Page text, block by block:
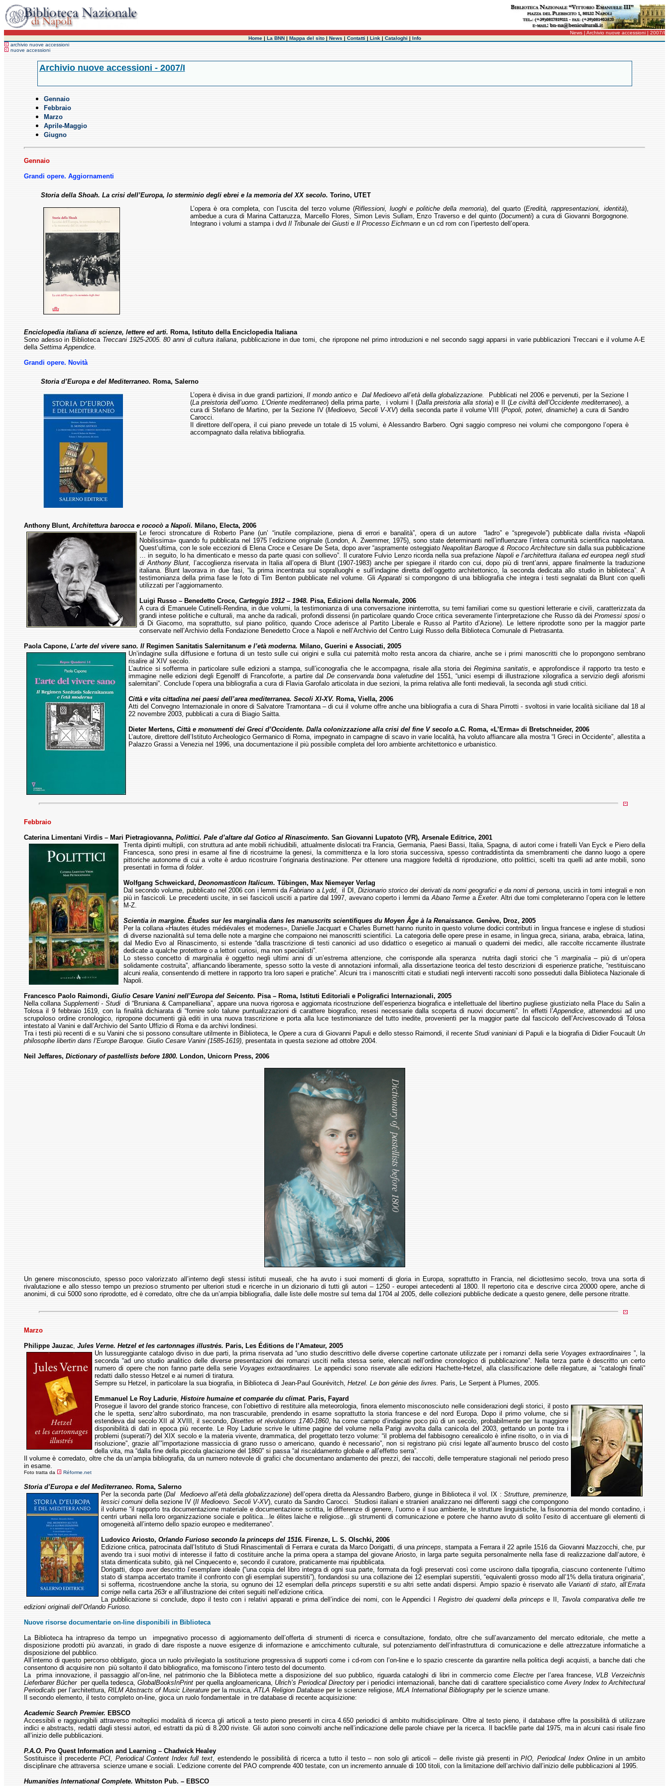
News | Archivio nuove accessioni | 2007/I
Home| La BNN| Mappa del sito| News | Contatti | Link| Cataloghi | Info
archivio nuove accessioni
nuove accessioni
Archivio nuove accessioni - 2007/I
Gennaio
Febbraio
Marzo
Aprile-Maggio
Giugno
Gennaio
Grandi opere. Aggiornamenti
Storia della Shoah. La crisi dell’Europa, lo sterminio degli ebrei e la memoria del XX secolo. Torino, UTET
L’opera è ora completa, con l’uscita del terzo volume (Riflessioni, luoghi e politiche della memoria), del quarto (Eredità, rappresentazioni, identità),
ambedue a cura di Marina Cattaruzza, Marcello Flores, Simon Levis Sullam, Enzo Traverso e del quinto (Documenti) a cura di Giovanni Borgognone.
Integrano i volumi a stampa i dvd Il Tribunale dei Giustie Il Processo Eichmanne un cd rom con l’ipertesto dell’opera.
Enciclopedia italiana di scienze, lettere ed arti. Roma, Istituto della Enciclopedia Italiana
Sono adesso in Biblioteca Treccani 1925-2005. 80 anni di cultura italiana, pubblicazione in due tomi, che ripropone nel primo introduzioni e nel secondo saggi apparsi in varie pubblicazioni Treccani e il volume A-E
della Settima Appendice.
Grandi opere. Novità
Storia d’Europa e del Mediterraneo. Roma, Salerno
L’opera è divisa in due grandi partizioni,Il mondo antico e Dal Medioevo all’età della globalizzazione.
Pubblicati nel 2006 e pervenuti, per la Sezione I
(La preistoria dell’uomo. L’Oriente mediterraneo) della prima parte, i volumi I (Dalla preistoria alla storia) e II (Le civiltà dell’Occidente mediterraneo), a
cura di Stefano de Martino, per la Sezione IV (Medioevo, Secoli V-XV) della seconda parte il volume VIII (Popoli, poteri, dinamiche) a cura di Sandro
Carocci.
Il direttore dell’opera, il cui piano prevede un totale di 15 volumi, è Alessandro Barbero.Ogni saggio compreso nei volumi che compongono l’opera è
accompagnato dalla relativa bibliografia.
Anthony Blunt, Architettura barocca e rococò a Napoli. Milano, Electa, 2006
Le feroci stroncature di Roberto Pane (un’ “inutile compilazione, piena di errori e banalità”, opera di un autore “ladro” e “spregevole”) pubblicate dalla rivista «Napoli
Nobilissima» quando fu pubblicata nel 1975 l’edizione originale (London, A. Zwemmer, 1975), sono state determinanti nell’influenzare l’intera comunità scientifica napoletana.
Quest’ultima, con le sole eccezioni di Elena Croce e Cesare De Seta, dopo aver “aspramente osteggiato Neapolitan Baroque & Rococo Architecture sin dalla sua pubblicazione
… in seguito, lo ha dimenticato e messo da parte quasi con sollievo”. Il curatore Fulvio Lenzo ricorda nella sua prefazione Napoli e l’architettura italiana ed europea negli studi
di Anthony Blunt,
l’accoglienza riservata in Italia all’opera di Blunt (1907-1983) anche per spiegare il ritardo con cui, dopo più di trent’anni, appare finalmente la traduzione
italiana. Blunt lavorava in due fasi, “la prima incentrata sui sopralluoghi e sull’indagine diretta dell’oggetto architettonico, la seconda dedicata allo studio in biblioteca”. A
testimonianza della prima fase le foto di Tim Benton pubblicate nel volume. GliApparati si compongono di una bibliografia che integra i testi segnalati da Blunt con quelli
utilizzati per l’aggiornamento.
Luigi Russo – Benedetto Croce, Carteggio 1912 – 1948. Pisa, Edizioni della Normale, 2006
A cura di Emanuele Cutinelli-Rendina, in due volumi, la testimonianza di una conversazione ininterrotta, su temi familiari come su questioni letterarie e civili, caratterizzata da
grandi intese politiche e culturali, ma anche da radicali, profondi dissensi (in particolare quando Croce critica severamente l’interpretazione che Russo dà deiPromessi sposio
di Di Giacomo, ma soprattutto, sul piano politico, quando Croce aderisce al Partito Liberale e Russo al Partito d’Azione). Le lettere riprodotte sono per la maggior parte
conservate nell’Archivio della Fondazione Benedetto Croce a Napoli e nell’Archivio del Centro Luigi Russo della Biblioteca Comunale di Pietrasanta.
Paola Capone, L’arte del vivere sano. Il Regimen Sanitatis Salernitanum e l’età moderna. Milano, Guerini e Associati, 2005
Un’indagine sulla diffusione e fortuna di un testo sulle cui origini e sulla cui paternità molto resta ancora da chiarire, anche se i primi manoscritti che lo propongono sembrano
risalire al XIV secolo.
L’autrice si sofferma in particolare sulle edizioni a stampa, sull’iconografia che le accompagna, risale alla storia deiRegimina sanitatis, e approfondisce il rapporto tra testo e
immagine nelle edizioni degli Egenolff di Francoforte, a partire dal De conservanda bona valetudinedel 1551, “unici esempi di illustrazione xilografica a servizio degli aforismi
salernitani”. Conclude l’opera una bibliografia a cura di Flavia Garofalo articolata in due sezioni, la prima relativa alle fonti medievali, la seconda agli studi critici.
Città e vita cittadina nei paesi dell’area mediterranea. Secoli XI-XV. Roma, Viella, 2006
Atti del Convegno Internazionale in onore di Salvatore Tramontana – di cui il volume offre anche una bibliografia a cura di Shara Pirrotti - svoltosi in varie località siciliane dal 18 al
22 novembre 2003, pubblicati a cura di Biagio Saitta.
Dieter Mertens, Città e monumenti dei Greci d’Occidente. Dalla colonizzazione alla crisi del fine V secolo a.C. Roma, «L’Erma» di Bretschneider, 2006
L’autore, direttore dell’Istituto Archeologico Germanico di Roma, impegnato in campagne di scavo in varie località, ha voluto affiancare alla mostra “I Greci in Occidente”, allestita a
Palazzo Grassi a Venezia nel 1996, una documentazione il più possibile completa del loro ambiente architettonico e urbanistico.
Febbraio
Caterina Limentani Virdis – Mari Pietragiovanna, Polittici. Pale d’altare dal Gotico al Rinascimento. San Giovanni Lupatoto (VR), Arsenale Editrice, 2001
Trenta dipinti multipli, con struttura ad ante mobili richiudibili, attualmente dislocati tra Francia, Germania, Paesi Bassi, Italia, Spagna, di autori come i fratelli Van Eyck e Piero della
Francesca, sono presi in esame al fine di ricostruirne la genesi, la committenza e la loro storia successiva, spesso contraddistinta da smembramenti che danno luogo a opere
pittoriche autonome di cui a volte è arduo ricostruire l’originaria destinazione. Per ottenere una maggiore fedeltà di riproduzione, otto polittici, scelti tra quelli ad ante mobili, sono
presentati in forma di folder.
Wolfgang Schweickard, Deonomasticon Italicum. Tübingen, Max Niemeyer Verlag
Dal secondo volume, pubblicato nel 2006 con i lemmi daFabriano a Lydd, il DI, Dizionario storico dei derivati da nomi geografici e da nomi di persona, uscirà in tomi integrali e non
più in fascicoli. Le precedenti uscite, in sei fascicoli usciti a partire dal 1997, avevano coperto i lemmi daAbano Terme aExeter. Altri due tomi completeranno l’opera con le lettere
M-Z.
Scientia in margine. Études sur les marginalia dans les manuscrits scientifiques du Moyen Âge à la Renaissance. Genève, Droz, 2005
Per la collana «Hautes études médiévales et modernes», Danielle Jacquart e Charles Burnett hanno riunito in questo volume dodici contributi in lingua francese e inglese di studiosi
di diverse nazionalità sul tema delle note a margine che compaiono nei manoscritti scientifici. La categoria delle opere prese in esame, in lingua greca, siriana, araba, ebraica, latina,
dal Medio Evo al Rinascimento, si estende “dalla trascrizione di testi canonici ad uso didattico o esegetico ai manuali o quaderni dei medici, alle raccolte riccamente illustrate
dedicate a qualche protettore o a lettori curiosi, ma non specialisti”.
Lo stesso concetto dimarginalia è oggetto negli ultimi anni di un’estrema attenzione, che corrisponde alla speranza nutrita dagli storici che “i marginalia– più di un’opera
solidamente costruita”, affiancando liberamente, spesso sotto la veste di annotazioni informali, alla dissertazione teorica del testo descrizioni di esperienze pratiche, “restituiscano
alcunirealia, consentendo di mettere in rapporto tra loro saperi e pratiche”. Alcuni tra i manoscritti citati e studiati negli interventi raccolti sono posseduti dalla Biblioteca Nazionale di
Napoli.
Francesco Paolo Raimondi, Giulio Cesare Vanini nell’Europa del Seicento. Pisa – Roma, Istituti Editoriali e Poligrafici Internazionali, 2005
Nella collana Supplementi - Studidi “Bruniana & Campanelliana”, appare una nuova rigorosa e aggiornata ricostruzione dell’esperienza biografica e intellettuale del libertino pugliese giustiziato nella Place du Salin a
Tolosa il 9 febbraio 1619, con la finalità dichiarata di “fornire solo talune puntualizzazioni di carattere biografico, resesi necessarie dalla scoperta di nuovi documenti”. In effetti l’Appendice, attenendosi ad uno
scrupoloso ordine cronologico, ripropone documenti già editi in una nuova trascrizione e porta alla luce testimonianze del tutto inedite, provenienti per la maggior parte dal fascicolo dell’Arcivescovado di Tolosa
intestato al Vanini e dall’Archivio del Santo Uffizio di Roma e da archivi londinesi.
Tra i testi più recenti di e su Vanini che si possono consultare utilmente in Biblioteca, leOperea cura di Giovanni Papuli e dello stesso Raimondi, il recenteStudi vaninianidi Papuli e la biografia di Didier Foucault Un
philosophe libertin dans l’Europe Baroque. Giulio Cesare Vanini (1585-1619), presentata in questa sezione ad ottobre 2004.
Neil Jeffares, Dictionary of pastellists before 1800. London, Unicorn Press, 2006
Un genere misconosciuto, spesso poco valorizzato all’interno degli stessi istituti museali, che ha avuto i suoi momenti di gloria in Europa, soprattutto in Francia, nel diciottesimo secolo, trova una sorta di
rivalutazione e allo stesso tempo un prezioso strumento per ulteriori studi e ricerche in un dizionario di tutti gli autori – 1250 - europei antecedenti al 1800. Il repertorio cita e descrive circa 20000 opere, anche di
anonimi, di cui 5000 sono riprodotte, ed è corredato, oltre che da un’ampia bibliografia, dalle liste delle mostre sul tema dal 1704 al 2005, delle collezioni pubbliche dedicate a questo genere, delle persone ritratte.
Marzo
Philippe Jauzac, Jules Verne. Hetzel et les cartonnages illustrés. Paris, Les Éditions de l’Amateur, 2005
Un lussureggiante catalogo diviso in due parti, la prima riservata ad “uno studio descrittivo delle diverse copertine cartonate utilizzate per i romanzi della serie Voyages extraordinaires ”, la
seconda “ad uno studio analitico delle diverse presentazioni dei romanzi usciti nella stessa serie, elencati nell’ordine cronologico di pubblicazione”. Nella terza parte è descritto un certo
numero di opere che non fanno parte della serieVoyages extraordinaires. Le appendici sono riservate alle edizioni Hachette-Hetzel, alla classificazione delle rilegature, ai “cataloghi finali”
redatti dallo stesso Hetzel e ai numeri di tiratura.
Sempre su Hetzel, in particolare la sua biografia, in Biblioteca di Jean-Paul Gourévitch, Hetzel. Le bon génie des livres. Paris, Le Serpent à Plumes, 2005.
Emmanuel Le Roy Ladurie, Histoire humaine et comparée du climat. Paris, Fayard
Prosegue il lavoro del grande storico francese, con l’obiettivo di restituire alla meteorologia, finoraelemento misconosciuto nelle considerazioni degli storici, il posto
che le spetta, senz’altro subordinato, ma non trascurabile, prendendo in esame soprattutto la storia francese e del nord Europa. Dopo il primo volume, che si
estendeva dal secolo XII al XVIII, il secondo,Disettes et révolutions 1740-1860, ha come campo d’indagine poco più di un secolo, probabilmente per la maggiore
disponibilità di dati in epoca più recente. Le Roy Ladurie scrive le ultime pagine del volume nella Parigi avvolta dalla canicola del 2003, gettando un ponte tra i
problemi (superati?) del XIX secolo e la materia vivente, drammatica, del progettato terzo volume: “il problema del fabbisogno cerealicolo è infine risolto, o in via di
risoluzione”, grazie all’”importazione massiccia di grano russo o americano, quando è necessario”, non si registrano più crisi legate all’aumento brusco del costo
della vita, ma “dalla fine della piccola glaciazione del 1860” si passa “al riscaldamento globale e all’effetto serra”.
Il volume è corredato, oltre che da un’ampia bibliografia, da un numero notevole di grafici che documentano andamento dei prezzi, dei raccolti, delle temperature stagionali nel periodo preso
in esame.
Foto tratta da Réforme.net
Storia d’Europa e del Mediterraneo. Roma, Salerno
Per la seconda parte (Dal Medioevo all’età della globalizzazione) dell’opera diretta da Alessandro Barbero, giunge in Biblioteca il vol. IX :Strutture, preminenze,
lessici comunidella sezione IV (Il Medioevo. Secoli V-XV), curato da Sandro Carocci. Studiosi italiani e stranieri analizzano nei differenti saggi che compongono
il volume “il rapporto tra documentazione materiale e documentazione scritta, le differenze di genere, l’uomo e il suo ambiente, le strutture linguistiche, la fisionomia del mondo contadino, i
centri urbani nella loro organizzazione sociale e politica…le élites laiche e religiose…gli strumenti di comunicazione e potere che hanno avuto di solito l’esito di accentuare gli elementi di
omogeneità all’interno dello spazio europeo e mediterraneo”.
Ludovico Ariosto, Orlando Furioso secondo la princeps del 1516. Firenze, L. S. Olschki, 2006
Edizione critica, patrocinata dall’Istituto di Studi Rinascimentali di Ferrara e curata da Marco Dorigatti, di unaprinceps, stampata a Ferrara il 22 aprile 1516 da Giovanni Mazzocchi, che, pur
avendo tra i suoi motivi di interesse il fatto di costituire anche la prima opera a stampa del giovane Ariosto, in larga parte seguita personalmente nella fase di realizzazione dall’autore, è
stata dimenticata subito, già nel Cinquecento e, secondo il curatore, praticamente mai ripubblicata.
Dorigatti, dopo aver descritto l’esemplare ideale (“una copia del libro integra di ogni sua parte, formata da fogli preservati così come uscirono dalla tipografia, ciascuno contenente l’ultimo
stato di stampa accertato tramite il confronto con gli esemplari superstiti”), fondandosi su una collazione dei 12 esemplari superstiti, “equivalenti grosso modo all’1% della tiratura originaria”,
si sofferma, ricostruendone anche la storia, su ognuno dei 12 esemplari della princeps superstiti e su altri sette andati dispersi. Ampio spazio è riservato alle Varianti di stato, all’Errata
corrige nella carta 263r e all’illustrazione dei criteri seguiti nell’edizione critica.
La pubblicazione si conclude, dopo il testo con i relativi apparati e prima dell’indice dei nomi, con le Appendici IRegistro dei quaderni della princepse II, Tavola comparativa delle tre
edizioni originali dell’Orlando Furioso.
Nuove risorse documentarie on-line disponibili in Biblioteca
La Biblioteca ha intrapreso da tempo un impegnativo processo di aggiornamento dell’offerta di strumenti di ricerca e consultazione, fondato, oltre che sull’avanzamento del mercato editoriale, che mette a
disposizione prodotti più avanzati, in grado di dare risposte a nuove esigenze di informazione e arricchimento culturale, sul potenziamento dell’infrastruttura di comunicazione e delle attrezzature informatiche a
disposizione del pubblico.
All’interno di questo percorso obbligato, gioca un ruolo privilegiato la sostituzione progressiva di supporti come i cd-rom con l’on-line e lo spazio crescente da garantire nella politica degli acquisti, a banche dati che
consentono di acquisire non più soltanto il dato bibliografico, ma forniscono l’intero testo del documento.
La prima innovazione, il passaggio all’on-line, nel patrimonio che la Biblioteca mette a disposizione del suo pubblico, riguarda cataloghi di libri in commercio come Electre per l’area francese, VLB Verzeichnis
Lieferbarer Bücherper quella tedesca,GlobalBooksInPrint per quella angloamericana, Ulrich’s Periodical Directoryper i periodici internazionali, banche dati di carattere specialistico comeAvery Index to Architectural
Periodicals per l’architettura, RILM Abstracts of Music Literature per la musica,ATLA Religion Database per le scienze religiose, MLA International Bibliography per le scienze umane.
Il secondo elemento, il testo completo on-line, gioca un ruolo fondamentale in tre database di recente acquisizione:
Academic Search Premier. EBSCO
Accessibili e raggiungibili attraverso molteplici modalità di ricerca gli articoli a testo pieno presenti in circa 4.650 periodici di ambito multidisciplinare. Oltre al testo pieno, il database offre la possibilità di utilizzare
indici e abstracts, redatti dagli stessi autori, ed estratti da più di 8.200 riviste. Gli autori sono coinvolti anche nell’indicazione delle parole chiave per la ricerca. Il backfile parte dal 1975, ma in alcuni casi risale fino
all’inizio delle pubblicazioni.
P.A.O. Pro Quest Information and Learning – Chadwick Healey
Sostituisce il precedente PCI, Periodical Content Index full text, estendendo le possibilità di ricerca a tutto il testo – non solo gli articoli – delle riviste già presenti inPIO, Periodical Index Online in un ambito
disciplinare che attraversa scienze umane e sociali. L’edizione corrente del PAO comprende 400 testate, con un incremento annuale di 100 titoli, con la limitazione dell’archivio dall’inizio delle pubblicazioni al 1995.
Humanities International Complete. Whitston Pub. – EBSCO